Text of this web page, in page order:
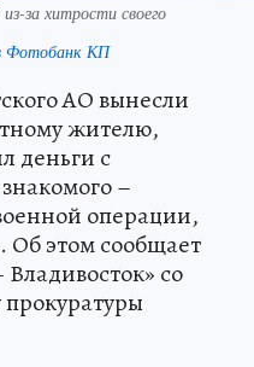
за хитрости своего
Фотобанк КП
АО вынесли
жителю,
деньги с
–
операции,
этом сообщает
со